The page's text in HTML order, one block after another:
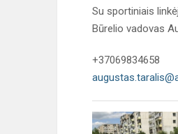
Su sportiniais
Būrelio vadovas
+37069834658